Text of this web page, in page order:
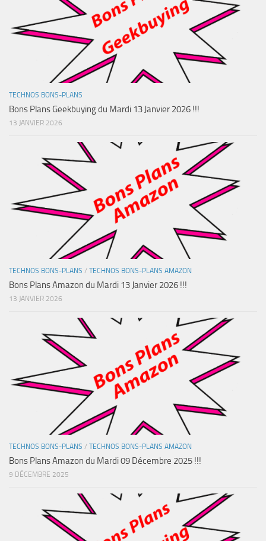
TECHNOS BONS-PLANS
Bons Plans Geekbuying du Mardi 13 Janvier 2026 !!!
13 JANVIER 2026
TECHNOS BONS-PLANS / TECHNOS BONS-PLANS AMAZON
Bons Plans Amazon du Mardi 13 Janvier 2026 !!!
13 JANVIER 2026
TECHNOS BONS-PLANS / TECHNOS BONS-PLANS AMAZON
Bons Plans Amazon du Mardi 09 Décembre 2025 !!!
9 DÉCEMBRE 2025